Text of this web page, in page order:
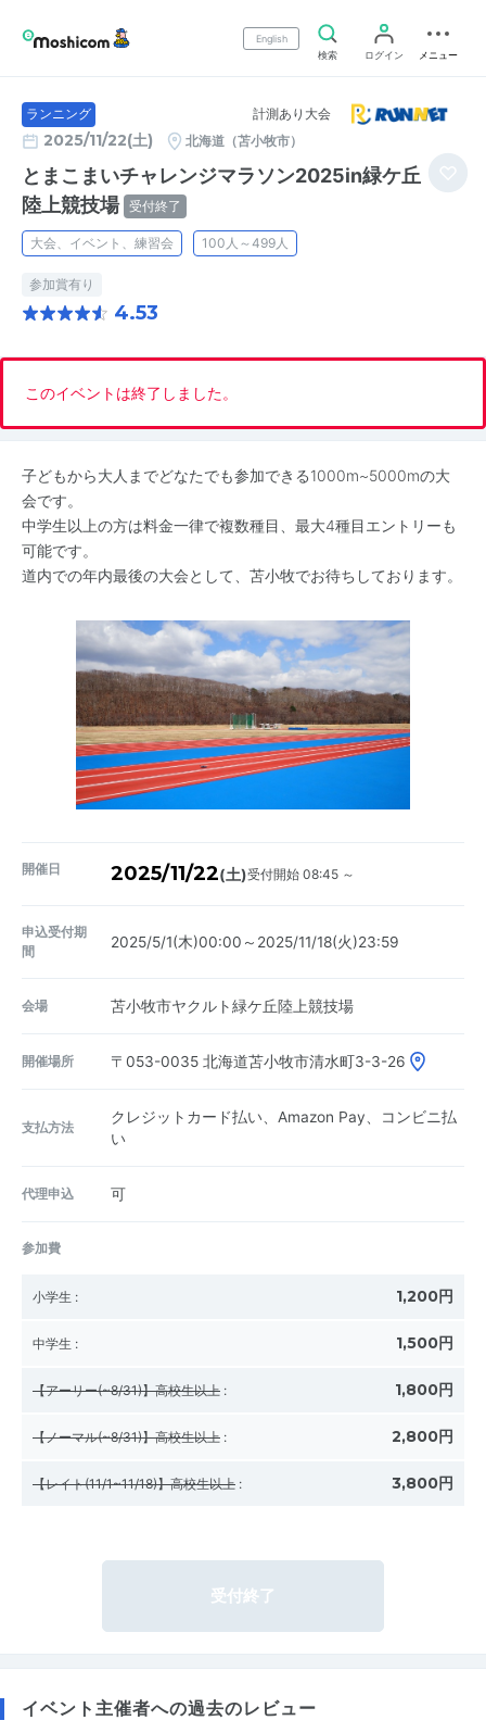
English
検索
ログイン メニュー
ランニング 計測あり大会
2025/11/22(土) 北海道（苫小牧市）
とまこまいチャレンジマラソン2025in緑ケ丘
陸上競技場 受付終了
大会、イベント、練習会 100人～499人
参加賞有り
4.53
このイベントは終了しました。
子どもから大人までどなたでも参加できる1000m~5000mの大
会です。
中学生以上の方は料金一律で複数種目、最大4種目エントリーも
可能です。
道内での年内最後の大会として、苫小牧でお待ちしております。
開催日 2025/11/22(土)受付開始 08:45 ～
申込受付期
間
2025/5/1(木)00:00～2025/11/18(火)23:59
会場 苫小牧市ヤクルト緑ケ丘陸上競技場
開催場所 〒053-0035 北海道苫小牧市清水町3-3-26
支払方法
クレジットカード払い、Amazon Pay、コンビニ払
い
代理申込 可
参加費
小学生 : 1,200円
中学生 : 1,500円
【アーリー(~8/31)】高校生以上 : 1,800円
【ノーマル(~8/31)】高校生以上 : 2,800円
【レイト(11/1~11/18)】高校生以上 : 3,800円
受付終了
イベント主催者への過去のレビュー